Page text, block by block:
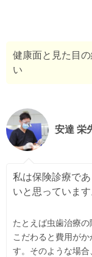
健康面と見た目
い
安達 栄
私は保険診療で
いと思っています
たとえば虫歯治療
こだわると費用が
す。そのような場